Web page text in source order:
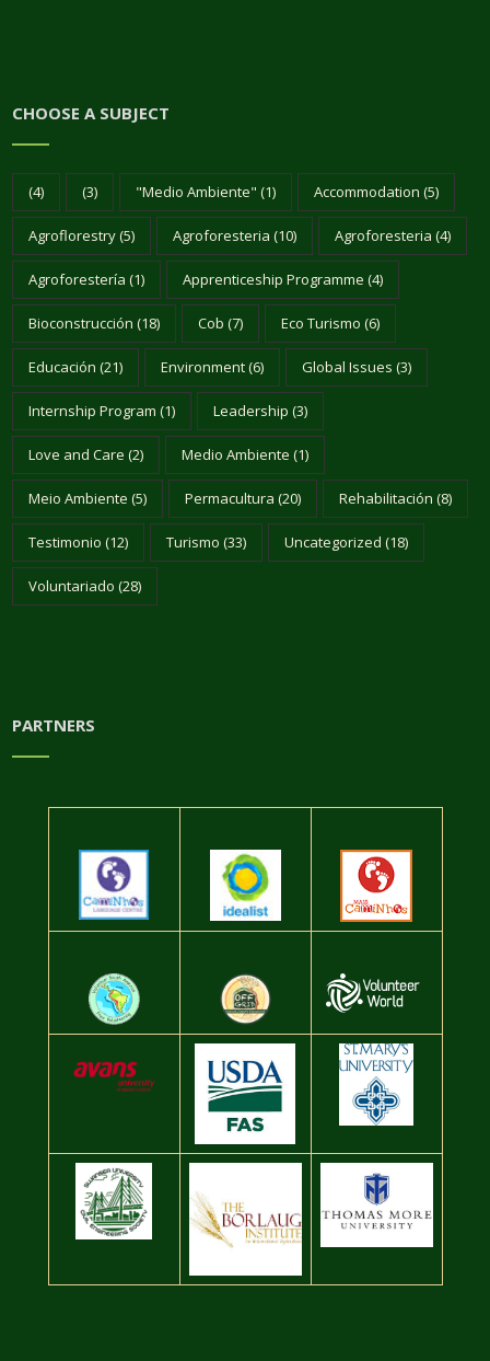
CHOOSE A SUBJECT
(4) (3) "Medio Ambiente" (1) Accommodation (5)
Agroflorestry(5) Agroforesteria (10) Agroforesteria (4)
Agroforestería (1) Apprenticeship Programme (4)
Bioconstrucción (18) Cob (7) Eco Turismo (6)
Educación (21) Environment(6) Global Issues (3)
Internship Program (1) Leadership (3)
Love and Care (2) Medio Ambiente (1)
Meio Ambiente (5) Permacultura (20) Rehabilitación (8)
Testimonio (12) Turismo (33) Uncategorized (18)
Voluntariado (28)
PARTNERS